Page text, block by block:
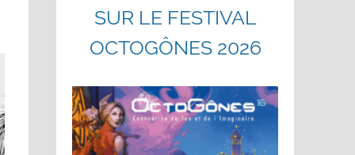
SUR LE FESTIVAL
OCTOGÔNES 2026